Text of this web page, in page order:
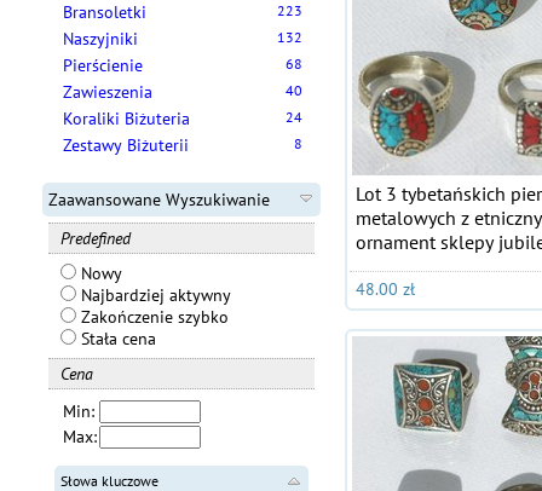
Bransoletki 223
Naszyjniki 132
Pierścienie 68
Zawieszenia 40
Koraliki Biżuteria 24
Zestawy Biżuterii 8
Zaawansowane Wyszukiwanie
Predefined
Nowy
Najbardziej aktywny
Zakończenie szybko
Stała cena
Cena
Min:
Max:
Słowa kluczowe
Lot 3 tybetańskich
metalowych z
ornament sklepy
48.00 zł